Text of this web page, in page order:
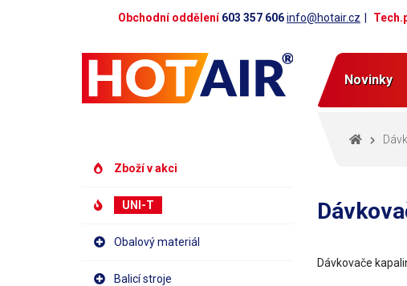
Obchodní oddělení603 357 606info@hotair.cz
Novinky
Zboží v akci
UNI-T
Obalový materiál
Balicí stroje
Dávkovače